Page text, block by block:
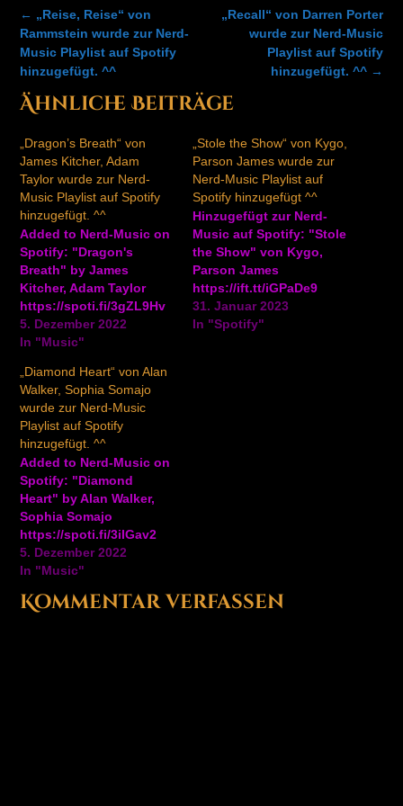
Post
navigation
„Recall“ von Darren Porter
wurde zur Nerd-Music
Playlist auf Spotify
hinzugefügt. ^^ →
← „Reise, Reise“ von
Rammstein wurde zur Nerd-
Music Playlist auf Spotify
hinzugefügt. ^^
Ähnliche Beiträge
„Dragon’s Breath“ von
James Kitcher, Adam
Taylor wurde zur Nerd-
Music Playlist auf Spotify
hinzugefügt. ^^
Added to Nerd-Music on
Spotify: "Dragon's
Breath" by James
Kitcher, Adam Taylor
https://spoti.fi/3gZL9Hv
5. Dezember 2022
In "Music"
„Stole the Show“ von Kygo,
Parson James wurde zur
Nerd-Music Playlist auf
Spotify hinzugefügt ^^
Hinzugefügt zur Nerd-
Music auf Spotify: "Stole
the Show" von Kygo,
Parson James
https://ift.tt/iGPaDe9
31. Januar 2023
In "Spotify"
„Diamond Heart“ von Alan
Walker, Sophia Somajo
wurde zur Nerd-Music
Playlist auf Spotify
hinzugefügt. ^^
Added to Nerd-Music on
Spotify: "Diamond
Heart" by Alan Walker,
Sophia Somajo
https://spoti.fi/3iIGav2
5. Dezember 2022
In "Music"
Kommentar verfassen